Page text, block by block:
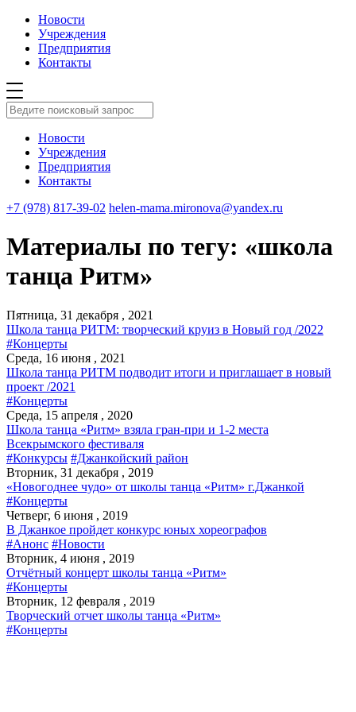
Новости
Учреждения
Предприятия
Контакты
Новости
Учреждения
Предприятия
Контакты
+7 (978) 817-39-02 helen-mama.mironova@yandex.ru
Материалы по тегу: «школа
танца Ритм»
Пятница, 31 декабря , 2021
Школа танца РИТМ: творческий круиз в Новый год /2022
#Концерты
Среда, 16 июня , 2021
Школа танца РИТМ подводит итоги и приглашает в новый
проект /2021
#Концерты
Среда, 15 апреля , 2020
Школа танца «Ритм» взяла гран-при и 1-2 места
Всекрымского фестиваля
#Конкурсы #Джанкойский район
Вторник, 31 декабря , 2019
«Новогоднее чудо» от школы танца «Ритм» г.Джанкой
#Концерты
Четверг, 6 июня , 2019
В Джанкое пройдет конкурс юных хореографов
#Анонс #Новости
Вторник, 4 июня , 2019
Отчётный концерт школы танца «Ритм»
#Концерты
Вторник, 12 февраля , 2019
Творческий отчет школы танца «Ритм»
#Концерты